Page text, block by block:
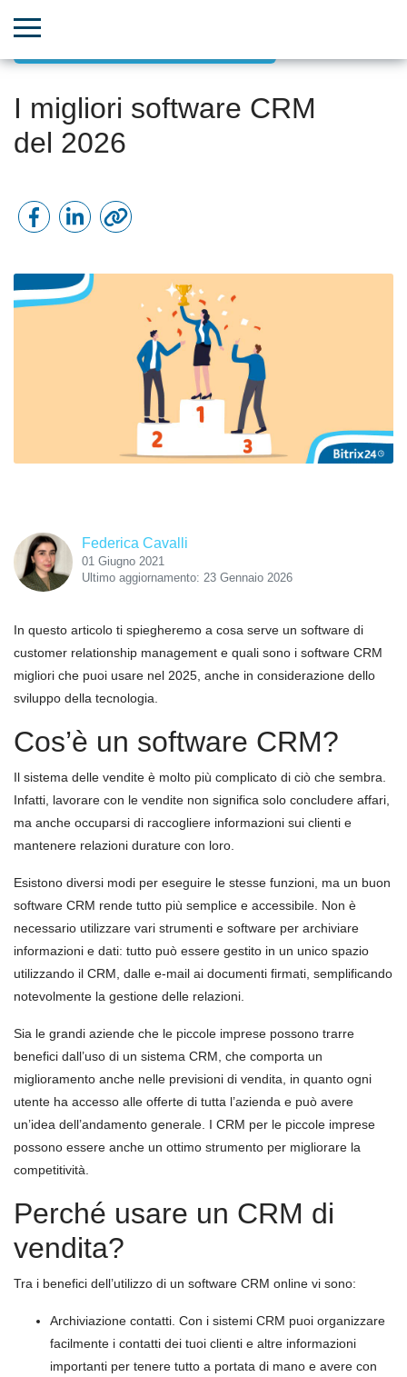
I migliori software CRM
del 2026
Federica Cavalli
01 Giugno 2021
Ultimo aggiornamento: 23 Gennaio 2026
In questo articolo ti spiegheremo a cosa serve un software di
customer relationship management e quali sono i software CRM
migliori che puoi usare nel 2025, anche in considerazione dello
sviluppo della tecnologia.
Cos’è un software CRM?
Il sistema delle vendite è molto più complicato di ciò che sembra.
Infatti, lavorare con le vendite non significa solo concludere affari,
ma anche occuparsi di raccogliere informazioni sui clienti e
mantenere relazioni durature con loro.
Esistono diversi modi per eseguire le stesse funzioni, ma un buon
software CRM rende tutto più semplice e accessibile. Non è
necessario utilizzare vari strumenti e software per archiviare
informazioni e dati: tutto può essere gestito in un unico spazio
utilizzando il CRM, dalle e-mail ai documenti firmati, semplificando
notevolmente la gestione delle relazioni.
Sia le grandi aziende che le piccole imprese possono trarre
benefici dall’uso di un sistema CRM, che comporta un
miglioramento anche nelle previsioni di vendita, in quanto ogni
utente ha accesso alle offerte di tutta l’azienda e può avere
un’idea dell’andamento generale. I CRM per le piccole imprese
possono essere anche un ottimo strumento per migliorare la
competitività.
Perché usare un CRM di
vendita?
Tra i benefici dell’utilizzo di un software CRM online vi sono:
Archiviazione contatti. Con i sistemi CRM puoi organizzare
facilmente i contatti dei tuoi clienti e altre informazioni
importanti per tenere tutto a portata di mano e avere con